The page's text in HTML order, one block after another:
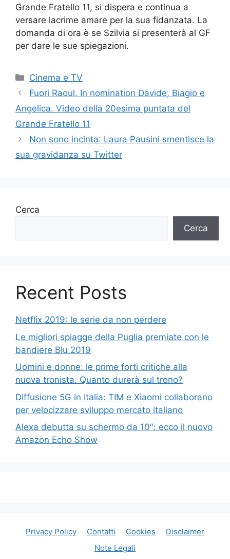
Grande Fratello 11, si dispera e continua a
versare lacrime amare per la sua fidanzata. La
domanda di ora è se Szilvia si presenterà al GF
per dare le sue spiegazioni.
Categorie
Cinema e TV
Fuori Raoul. In nomination Davide, Biagio e
Angelica. Video della 20esima puntata del
Grande Fratello 11
Non sono incinta: Laura Pausini smentisce la
sua gravidanza su Twitter
Cerca
Cerca
Recent Posts
Netflix 2019: le serie da non perdere
Le migliori spiagge della Puglia premiate con le
bandiere Blu 2019
Uomini e donne: le prime forti critiche alla
nuova tronista. Quanto durerà sul trono?
Diffusione 5G in Italia: TIM e Xiaomi collaborano
per velocizzare sviluppo mercato italiano
Alexa debutta su schermo da 10″: ecco il nuovo
Amazon Echo Show
Privacy Policy Contatti Cookies
Disclaimer
Note Legali